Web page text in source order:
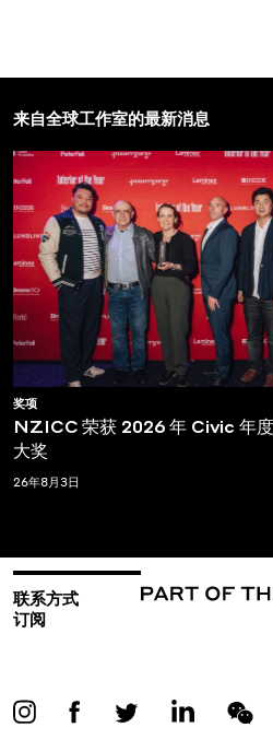
来自全球工作室的最新消息
奖项
NZICC 荣获 2026 年 Civic 年
大奖
26年8月3日
联系方式
订阅